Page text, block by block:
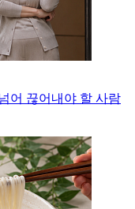
어 끊어내야 할 사람